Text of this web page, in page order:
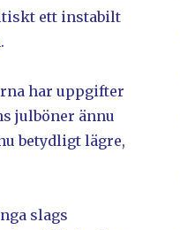
ett instabilt
har uppgifter
julböner ännu
betydligt lägre,
slags